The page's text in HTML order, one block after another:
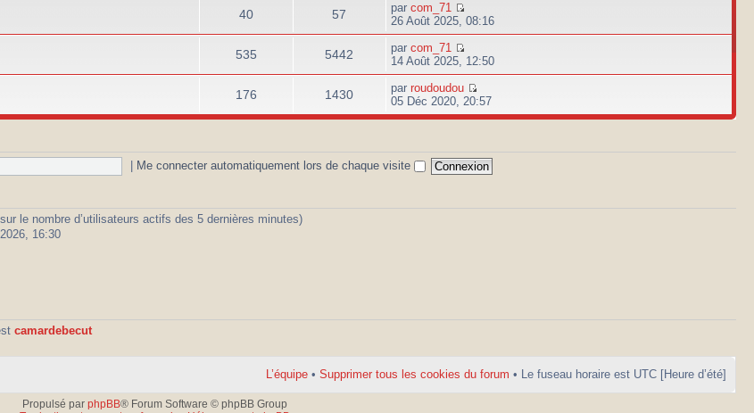
40 57 parcom_71
26 Août 2025, 08:16
535 5442 parcom_71
14 Août 2025, 12:50
176 1430 parroudoudou
05 Déc 2020, 20:57
Me connecter automatiquement lors de chaque visite
le nombre d’utilisateurs actifs des 5 dernières minutes)
16:30
camardebecut
L’équipe • Supprimer tous les cookies du forum • Le fuseau horaire est UTC [Heure d’été]
Propulsé par phpBB® Forum Software © phpBB Group